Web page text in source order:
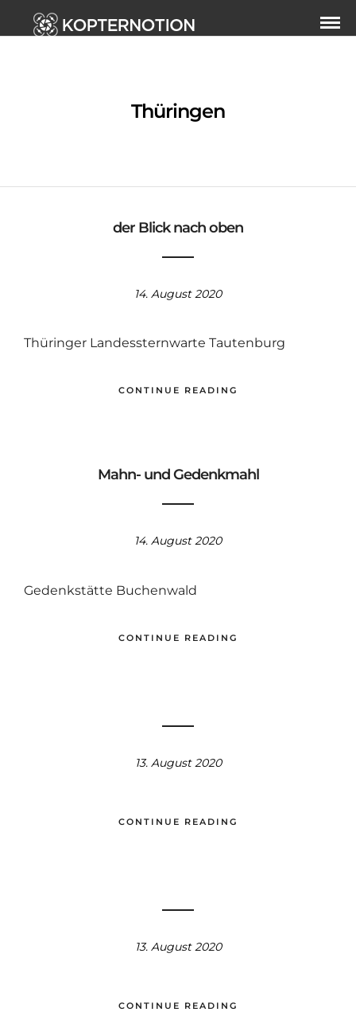
Thüringen
der Blick nach oben
14. August 2020
Thüringer Landessternwarte Tautenburg
CONTINUE READING
Mahn- und Gedenkmahl
14. August 2020
Gedenkstätte Buchenwald
CONTINUE READING
13. August 2020
CONTINUE READING
13. August 2020
CONTINUE READING